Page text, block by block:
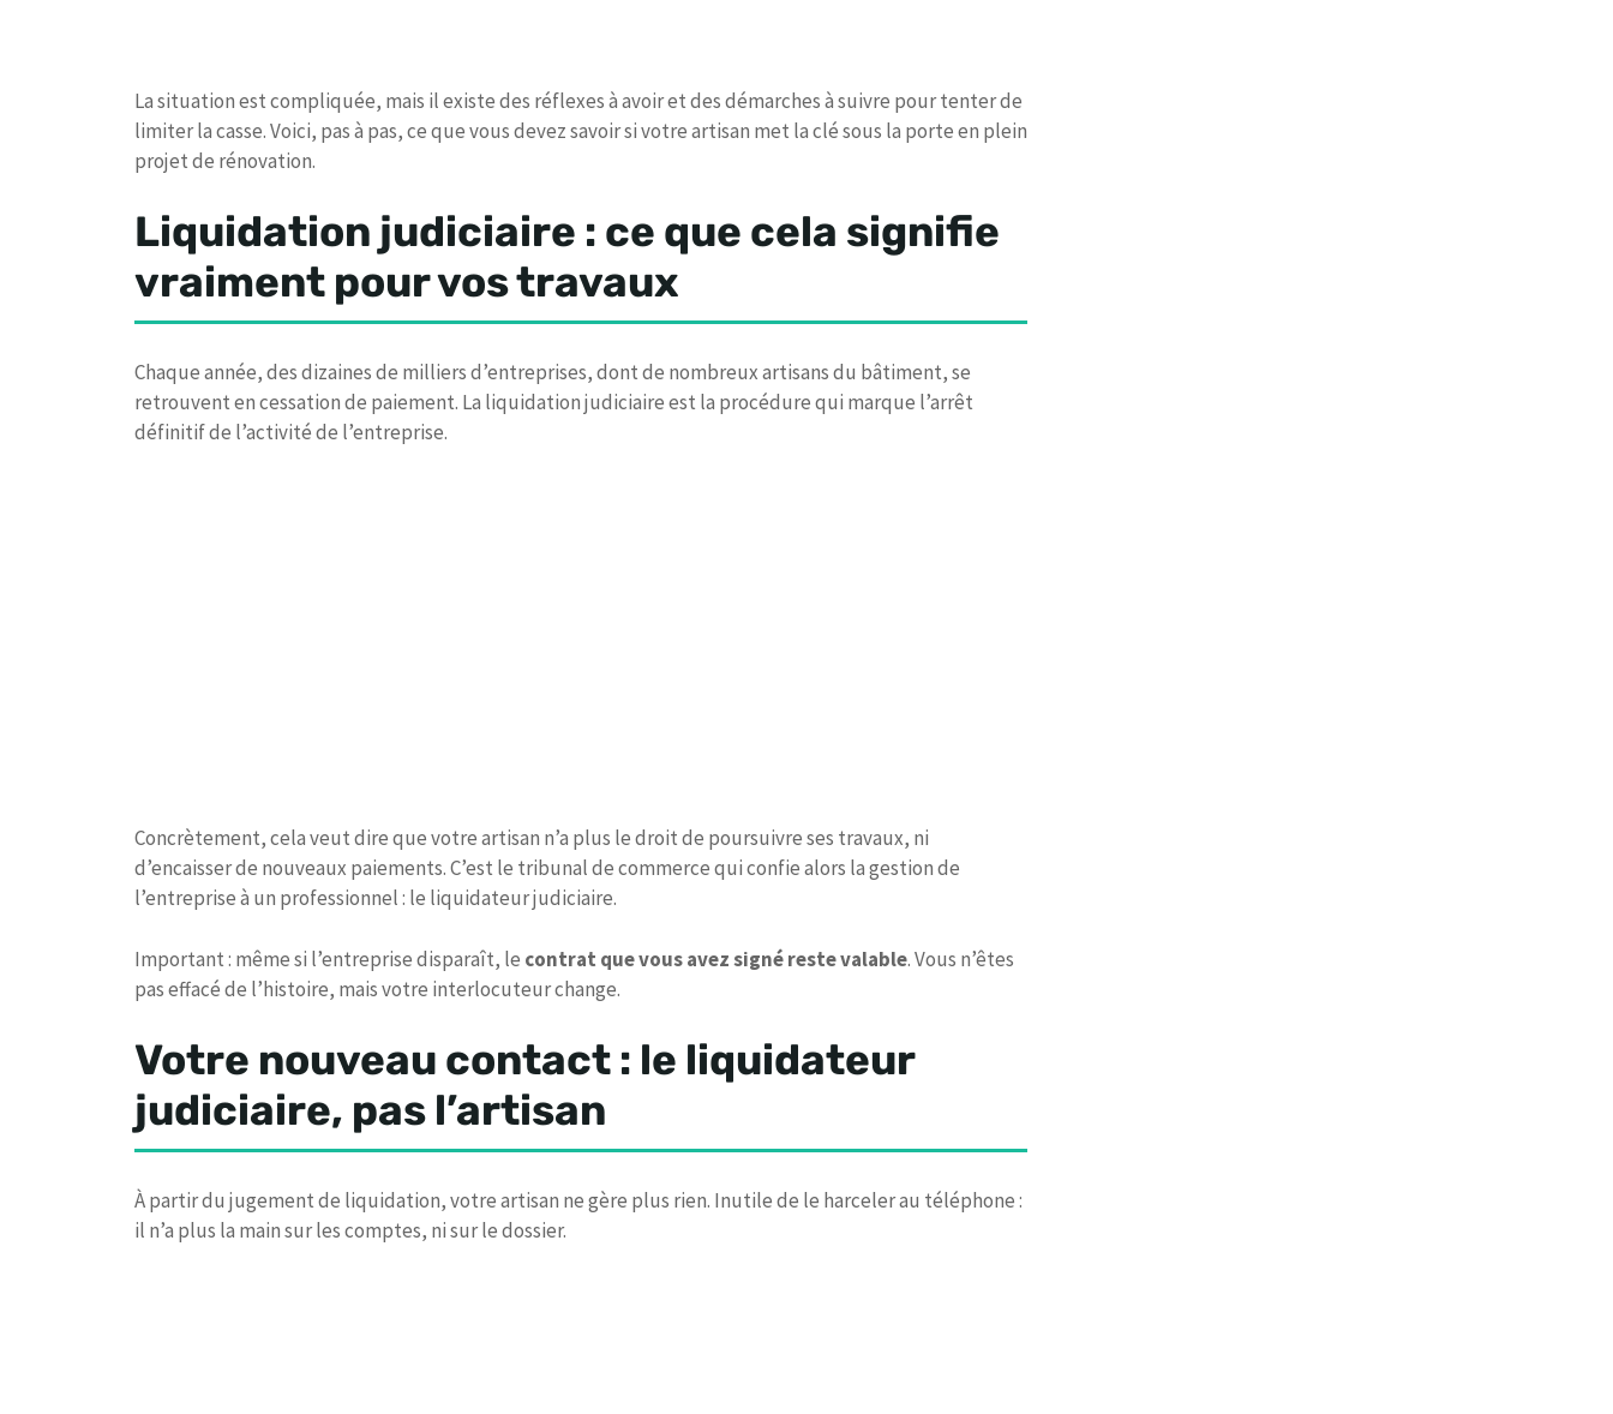
La situation est compliquée, mais il existe des réflexes à avoir et des démarches à suivre pour tenter de
limiter la casse. Voici, pas à pas, ce que vous devez savoir si votre artisan met la clé sous la porte en plein
projet de rénovation.
Liquidation judiciaire : ce que cela signifie
vraiment pour vos travaux
Chaque année, des dizaines de milliers d’entreprises, dont de nombreux artisans du bâtiment, se
retrouvent en cessation de paiement. La liquidation judiciaire est la procédure qui marque l’arrêt
définitif de l’activité de l’entreprise.
Concrètement, cela veut dire que votre artisan n’a plus le droit de poursuivre ses travaux, ni
d’encaisser de nouveaux paiements. C’est le tribunal de commerce qui confie alors la gestion de
l’entreprise à un professionnel : le liquidateur judiciaire.
Important : même si l’entreprise disparaît, le contrat que vous avez signé reste valable. Vous n’êtes
pas effacé de l’histoire, mais votre interlocuteur change.
Votre nouveau contact : le liquidateur
judiciaire, pas l’artisan
À partir du jugement de liquidation, votre artisan ne gère plus rien. Inutile de le harceler au téléphone :
il n’a plus la main sur les comptes, ni sur le dossier.